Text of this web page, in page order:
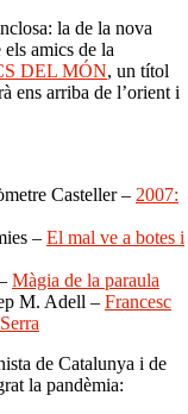
la de la nova
amics de la
DEL MÓN, un títol
ens arriba de l’orient i
Casteller – 2007:
– El mal ve a botes i
Màgia de la paraula
M. Adell – Francesc
de Catalunya i de
la pandèmia: